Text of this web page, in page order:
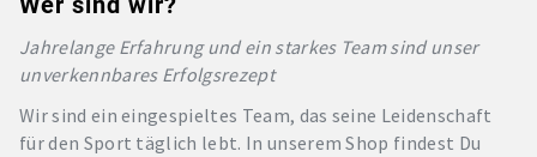
Jahrelange Erfahrung und ein starkes Team sind unser
unverkennbares Erfolgsrezept
Wir sind ein eingespieltes Team, das seine Leidenschaft
für den Sport täglich lebt. In unserem Shop findest Du